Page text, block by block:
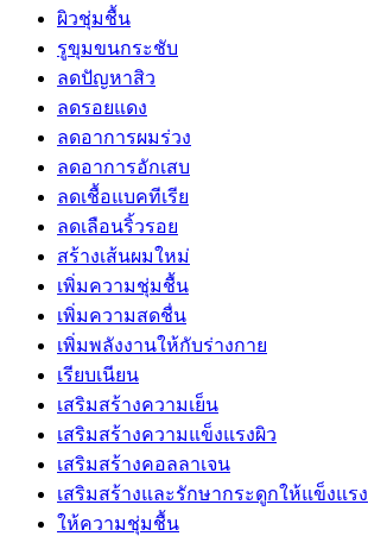
ผิวชุ่มชื้น
รูขุมขนกระชับ
ลดปัญหาสิว
ลดรอยแดง
ลดอาการผมร่วง
ลดอาการอักเสบ
ลดเชื้อแบคทีเรีย
ลดเลือนริ้วรอย
สร้างเส้นผมใหม่
เพิ่มความชุ่มชื้น
เพิ่มความสดชื่น
เพิ่มพลังงานให้กับร่างกาย
เรียบเนียน
เสริมสร้างความเย็น
เสริมสร้างความแข็งแรงผิว
เสริมสร้างคอลลาเจน
เสริมสร้างและรักษากระดูกให้แข็งแรง
ให้ความชุ่มชื้น